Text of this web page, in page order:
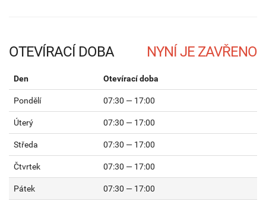
OTEVÍRACÍ DOBA
Den Otevírací doba
Pondělí 07:30 — 17:00
Úterý 07:30 — 17:00
Středa 07:30 — 17:00
Čtvrtek 07:30 — 17:00
Pátek 07:30 — 17:00